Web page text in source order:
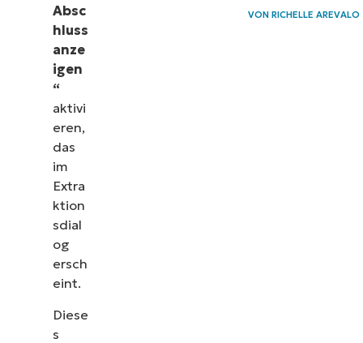
Absc
hluss
anze
igen
“
aktivi
eren,
das
im
Extra
ktion
sdial
og
ersch
eint.
Diese
s
VONRICHELLE AREVALO